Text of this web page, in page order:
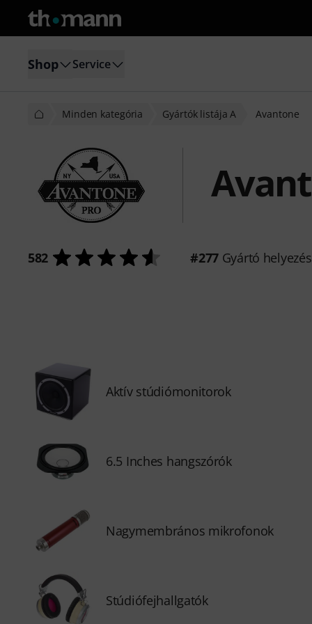
Shop Service
Minden kategória Gyártók listája A Avantone
582 #277Gyártó
Aktív stúdiómonitorok
6.5 Inches hangszórók
Nagymembrános mikrofonok
Stúdiófejhallgatók